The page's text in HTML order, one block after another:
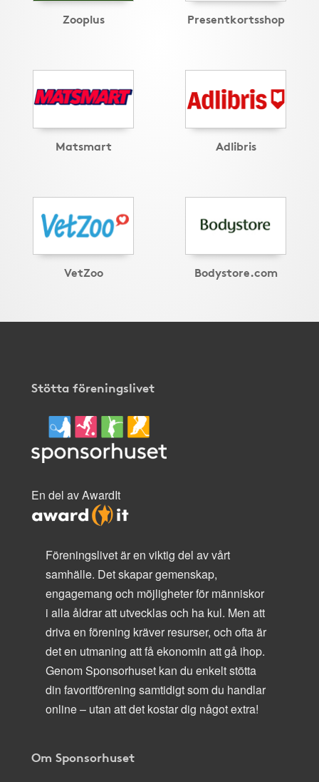
Zooplus Presentkortsshop
Matsmart Adlibris
VetZoo Bodystore.com
Stötta föreningslivet
En del av AwardIt
Föreningslivet är en viktig del av vårt
samhälle. Det skapar gemenskap,
engagemang och möjligheter för människor
i alla åldrar att utvecklas och ha kul. Men att
driva en förening kräver resurser, och ofta är
det en utmaning att få ekonomin att gå ihop.
Genom Sponsorhuset kan du enkelt stötta
din favoritförening samtidigt som du handlar
online – utan att det kostar dig något extra!
Om Sponsorhuset